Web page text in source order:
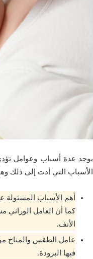
يوجد عدة أسباب وعوامل
الأسباب التي أدت إلى ذلك
أهم الأسباب المسئولة
كما أن العامل
الأنف.
عامل الطقس والمناخ
فيها البرودة.